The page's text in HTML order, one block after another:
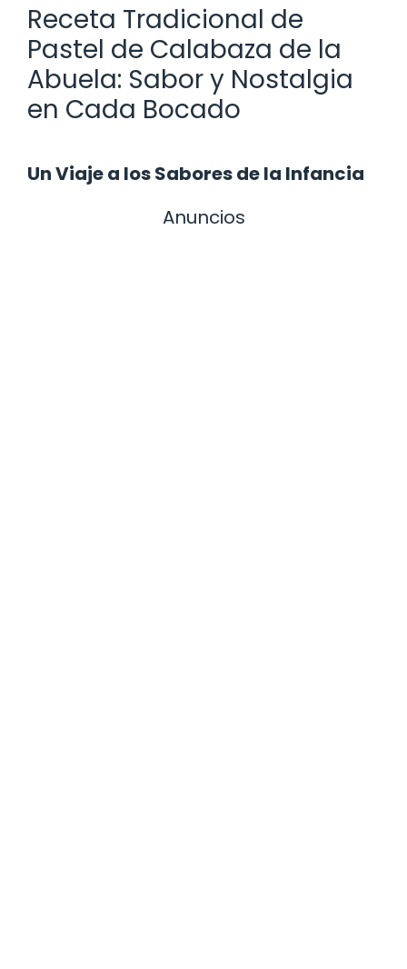
Receta Tradicional de
Pastel de Calabaza de la
Abuela: Sabor y Nostalgia
en Cada Bocado
Un Viaje a los Sabores de la Infancia
Anuncios